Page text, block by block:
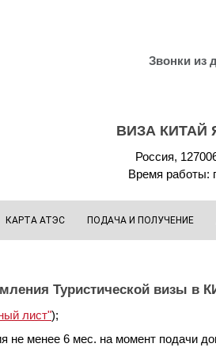
Звонки из
ВИЗА КИТАЙ
Россия,
Время работы:
КАРТА АТЭС ПОДАЧА И ПОЛУЧЕНИЕ
Туристической визы в
лист");
не менее 6 мес. на момент подачи